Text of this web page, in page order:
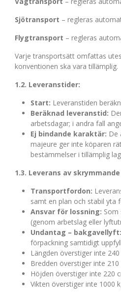
Sjötransport – regleras
Flygtransport – regleras
Varje transportsätt omfattas
konventionen ska vara tillämplig.
1.2. Leveranstider:
Start: Leveranstiden
Beräknad leveranstid:
arbetsdagar; i andra fall
Ej bindande karaktär: De
majeure ger inte köparen
bestämmelser i tillämplig
1.3. Leverans av
Transportfordon:
samt en plan och stabil yta
Ansvar för lossning: Som
(genom arbetslag eller
Undantag – bakgavellyft:
förpackning samtidigt
Längden överstiger inte 240
Bredden överstiger inte 210
Höjden överstiger inte 220
Vikten överstiger inte 1000